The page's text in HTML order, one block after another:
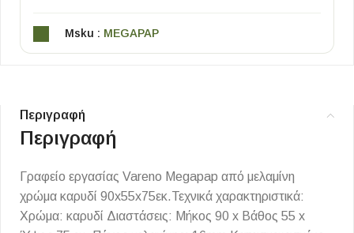
Msku : MEGAPAP
Περιγραφή
Περιγραφή
Γραφείο εργασίας Vareno Megapap από μελαμίνη
χρώμα καρυδί 90x55x75εκ.Τεχνικά χαρακτηριστικά:
Χρώμα: καρυδί Διαστάσεις: Μήκος 90 x Βάθος 55 x